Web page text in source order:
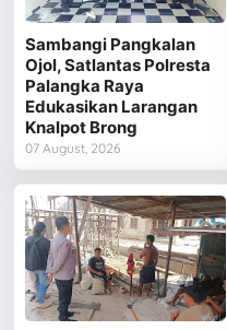
Sambangi Pangkalan
Ojol, Satlantas Polresta
Palangka Raya
Edukasikan Larangan
Knalpot Brong
07 August, 2026